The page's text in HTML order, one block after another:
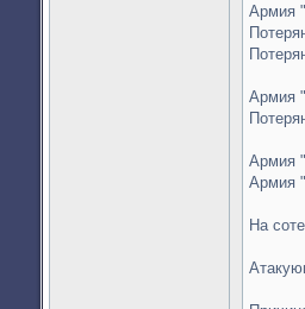
Армия
Армия
Армия
Армия
На